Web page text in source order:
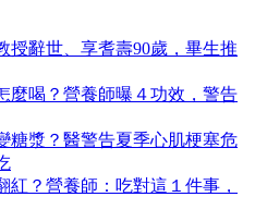
授辭世、享耆壽90歲，畢生推
麼喝？營養師曝４功效，警告
糖漿？醫警告夏季心肌梗塞危
紅？營養師：吃對這１件事，